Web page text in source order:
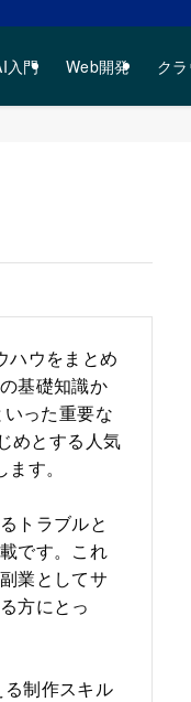
稼ぐためのプログラミング
入門 Web開発 ク
ハウをまとめ
基礎知識か
った重要な
めとする人気
す。
トラブルと
です。これ
業としてサ
方にとっ
制作スキル